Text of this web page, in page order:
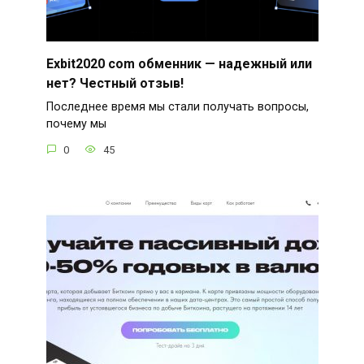
Exbit2020 com обменник — надежный или
нет? Честный отзыв!
Последнее время мы стали получать вопросы,
почему мы
0 45